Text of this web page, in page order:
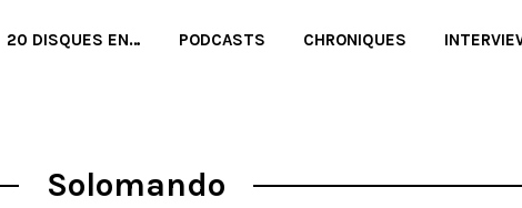
20 DISQUES EN… PODCASTS CHRONIQUES
Solomando